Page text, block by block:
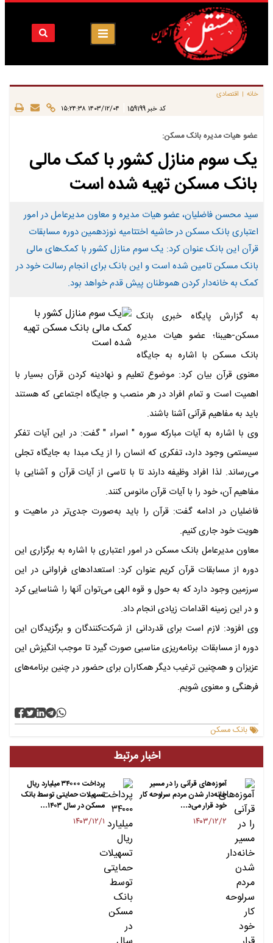
خانه | اقتصادی
کد خبر 159199 ۱۴۰۳/۱۲/۰۴ ۱۵:۲۴:۳۸
عضو هیات مدیره بانک مسکن:
یک سوم منازل کشور با کمک مالی
بانک مسکن تهیه شده است
سید محسن فاضلیان، عضو هیات مدیره و معاون مدیرعامل در امور
اعتباری بانک مسکن در حاشیه اختتامیه نوزدهمین دوره مسابقات
قرآن این بانک عنوان کرد: یک سوم منازل کشور با کمک‌های مالی
بانک مسکن تامین شده است و این بانک برای انجام رسالت خود در
کمک به خانه‌دار کردن هموطنان پیش قدم خواهد بود.
به گزارش پایگاه خبری بانک
مسکن-هیبنا؛ عضو هیات مدیره
بانک مسکن با اشاره به جایگاه
معنوی قرآن بیان کرد: موضوع تعلیم و نهادینه کردن قرآن بسیار با
اهمیت است و تمام افراد در هر منصب و جایگاه اجتماعی که هستند
باید به مفاهیم قرآنی آشنا باشند.
وی با اشاره به آیات مبارکه سوره " اسراء " گفت: در این آیات تفکر
سیستمی وجود دارد، تفکری که انسان را از یک مبدا به جایگاه تجلی
می‌رساند. لذا افراد وظیفه دارند تا با تاسی از آیات قرآن و آشنایی با
مفاهیم آن، خود را با آیات قرآن مانوس کنند.
فاضلیان در ادامه گفت: قرآن را باید به‌صورت جدی‌تر در ماهیت و
هویت خود جاری کنیم.
معاون مدیرعامل بانک مسکن در امور اعتباری با اشاره به برگزاری این
دوره از مسابقات قرآن کریم عنوان کرد: استعدادهای فراوانی در این
سرزمین وجود دارد که به حول و قوه الهی می‌توان آنها را شناسایی کرد
و در این زمینه اقدامات زیادی انجام داد.
وی افزود: لازم است برای قدردانی از شرکت‌کنندگان و برگزیدگان این
دوره از مسابقات برنامه‌ریزی مناسبی صورت گیرد تا موجب انگیزش این
عزیزان و همچنین ترغیب دیگر همکاران برای حضور در چنین برنامه‌های
فرهنگی و معنوی شویم.
بانک مسکن
اخبار مرتبط
آموزه‌های قرآنی را در مسیر
خانه‌دار شدن مردم سرلوحه کار
خود قرار می‌د…
۱۴۰۳/۱۲/۲
پرداخت ۳۴۰۰۰ میلیارد ریال
تسهیلات حمایتی توسط بانک
مسکن در سال ۱۴۰۳…
۱۴۰۳/۱۲/۱